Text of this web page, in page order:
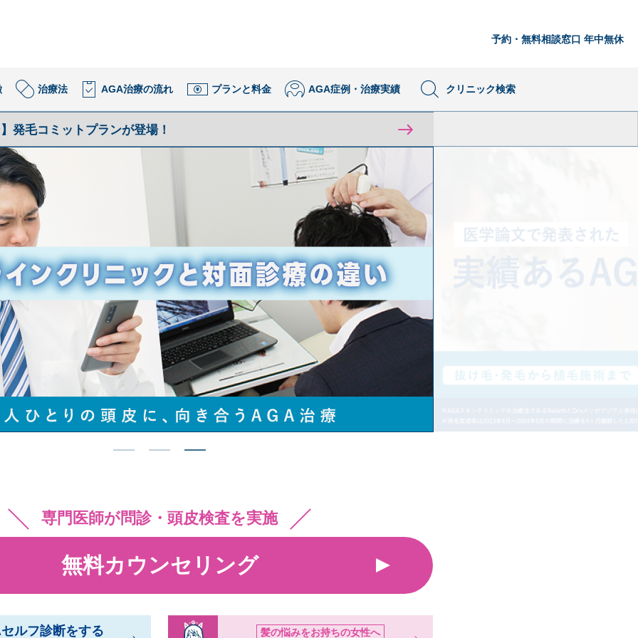
予約・無料相談窓口 年中無休
治療法 AGA治療の流れ プランと料金 AGA症例・ 治療実績 クリニック検索
発毛コミットプランが登場！
1 2 3
専門医師が問診・頭皮検査を実施
無料カウンセリング
髪の悩みをお持ちの女性へ
ルフ診断をする